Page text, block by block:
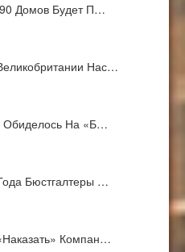
Домов Будет П…
Нас…
Обиделось На «Б…
Бюстгалтеры …
Компан…